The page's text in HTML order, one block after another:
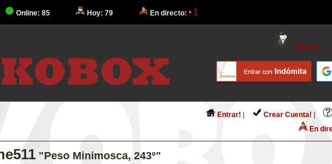
Online: 85 Hoy: 79 En directo: 1
Entrar!
Entrar! Crear Cuenta!
En
"Peso Minimosca, 243º"